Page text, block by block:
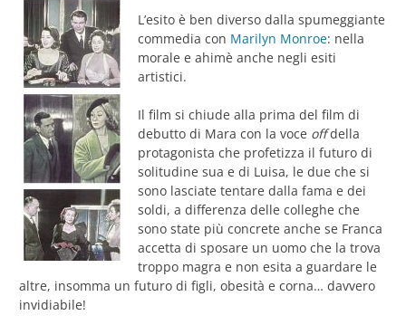
L’esito è ben diverso dalla spumeggiante
commedia con Marilyn Monroe: nella
morale e ahimè anche negli esiti
artistici.
Il film si chiude alla prima del film di
debutto di Mara con la voce offdella
protagonista che profetizza il futuro di
solitudine sua e di Luisa, le due che si
sono lasciate tentare dalla fama e dei
soldi, a differenza delle colleghe che
sono state più concrete anche se Franca
accetta di sposare un uomo che la trova
troppo magra e non esita a guardare le
altre, insomma un futuro di figli, obesità e corna… davvero
invidiabile!